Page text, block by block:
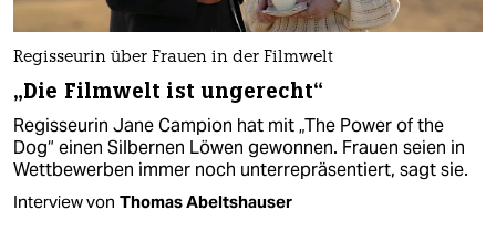
Regisseurin über Frauen in der Filmwelt
„Die Filmwelt ist ungerecht“
Regisseurin Jane Campion hat mit „The Power of the
Dog“ einen Silbernen Löwen gewonnen. Frauen seien in
Wettbewerben immer noch unterrepräsentiert, sagt sie.
Interview von Thomas Abeltshauser